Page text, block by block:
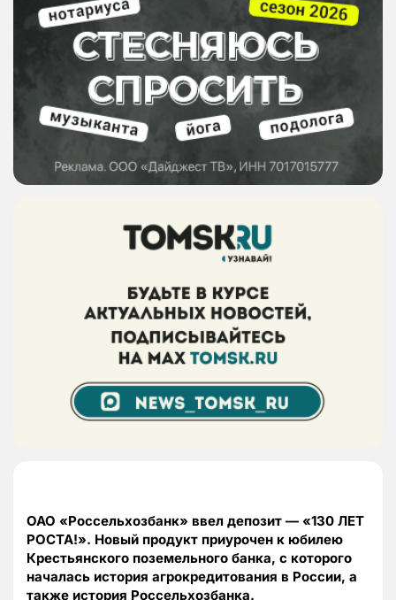
ОАО «Россельхозбанк» ввел депозит — «130 ЛЕТ
РОСТА!». Новый продукт приурочен к юбилею
Крестьянского поземельного банка, с которого
началась история агрокредитования в России, а
также история Россельхозбанка.